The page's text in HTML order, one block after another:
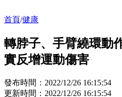
首頁/健康
轉脖子、手臂繞環
實反增運動傷害
發布時間：2022/12/26 16:15:54
更新時間：2022/12/26 16:15:54